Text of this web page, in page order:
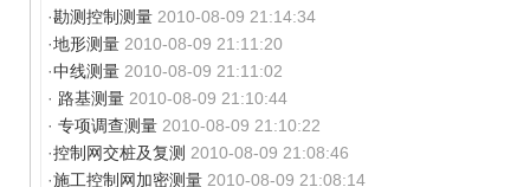
·勘测控制测量 2010-08-09 21:14:34
·地形测量 2010-08-09 21:11:20
·中线测量 2010-08-09 21:11:02
· 路基测量 2010-08-09 21:10:44
· 专项调查测量 2010-08-09 21:10:22
·控制网交桩及复测 2010-08-09 21:08:46
·施工控制网加密测量 2010-08-09 21:08:14